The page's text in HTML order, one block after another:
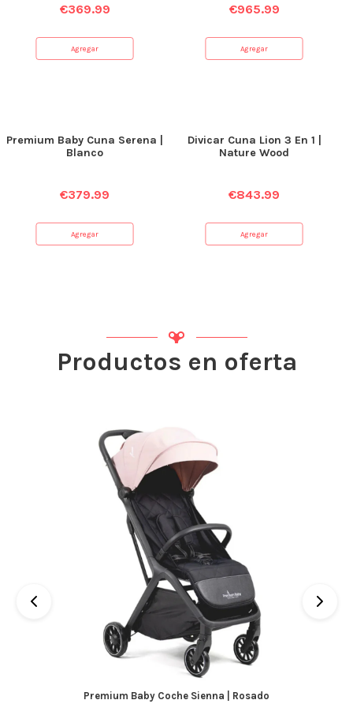
€369.99
Agregar
€965.99
Agregar
Premium Baby Cuna Serena |
Blanco
€379.99
Agregar
Divicar Cuna Lion 3 En 1 |
Nature Wood
€843.99
Agregar
Productos en oferta
Premium Baby Coche Sienna | Rosado